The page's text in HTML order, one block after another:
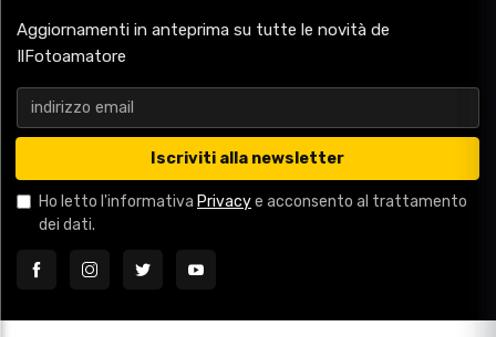
Aggiornamenti in anteprima su tutte le novità de
IlFotoamatore
Iscriviti alla newsletter
Ho letto l'informativa Privacye acconsento al trattamento
dei dati.